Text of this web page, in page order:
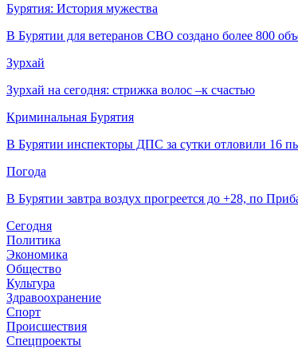
Бурятия: История мужества
В Бурятии для ветеранов СВО создано более 800
Зурхай
Зурхай на сегодня: стрижка волос –к счастью
Криминальная Бурятия
В Бурятии инспекторы ДПС за сутки отловили 16
Погода
В Бурятии завтра воздух прогреется до +28, по
Сегодня
Политика
Экономика
Общество
Культура
Здравоохранение
Спорт
Происшествия
Спецпроекты